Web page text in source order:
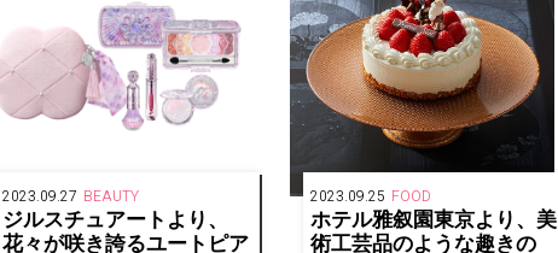
2023.09.27 BEAUTY
ジルスチュアートより、
花々が咲き誇るユートピア
2023.09.25 FOOD
ホテル雅叙園東京より、美
術工芸品のような趣きの